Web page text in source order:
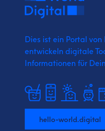
Dies ist ein Portal
entwickeln digitale
Informationen für
hello-world.digital